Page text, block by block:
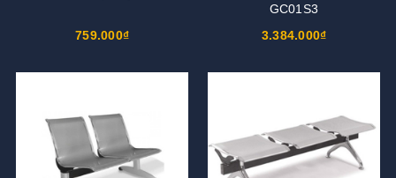
759.000₫
GC01S3
3.384.000₫